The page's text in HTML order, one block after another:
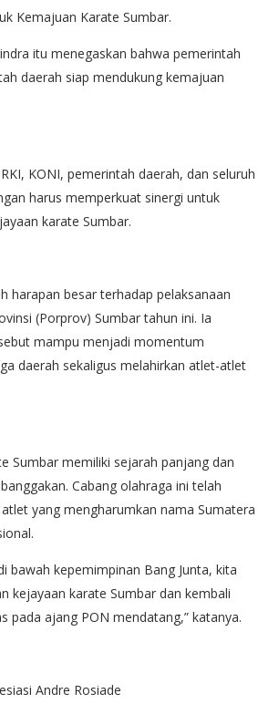
Kemajuan Karate Sumbar.
itu menegaskan bahwa pemerintah
daerah siap mendukung kemajuan
KONI, pemerintah daerah, dan seluruh
harus memperkuat sinergi untuk
karate Sumbar.
harapan besar terhadap pelaksanaan
(Porprov) Sumbar tahun ini. Ia
mampu menjadi momentum
daerah sekaligus melahirkan atlet-atlet
Sumbar memiliki sejarah panjang dan
Cabang olahraga ini telah
yang mengharumkan nama Sumatera
bawah kepemimpinan Bang Junta, kita
kejayaan karate Sumbar dan kembali
pada ajang PON mendatang,” katanya.
Andre Rosiade